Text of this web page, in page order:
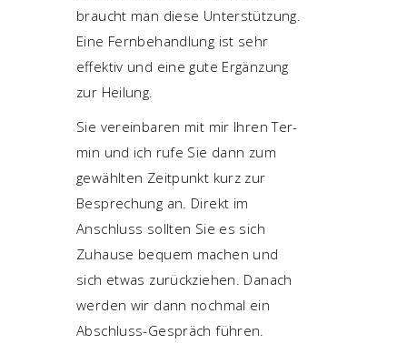
braucht man die­se Unter­stüt­zung.
Eine Fern­be­hand­lung ist sehr
effek­tiv und eine gute Ergän­zung
zur Heilung.
Sie ver­ein­ba­ren mit mir Ihren Ter­
min und ich rufe Sie dann zum
gewähl­ten Zeit­punkt kurz zur
Bespre­chung an. Direkt im
Anschluss soll­ten Sie es sich
Zuhau­se bequem machen und
sich etwas zurück­zie­hen. Danach
wer­den wir dann noch­mal ein
Abschluss-Gespräch führen.